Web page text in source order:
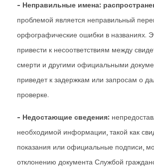
- Неправильные имена:
проблемой является неправильный
орфографические ошибки в названиях.
привести к несоответствиям между
смерти и другими официальными
приведет к задержкам или запросам о
проверке.
- Недостающие сведения:
необходимой информации, такой как
показания или официальные подписи,
отклонению документа Службой